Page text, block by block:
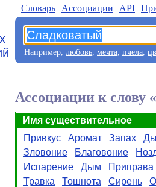
Словарь Aссоциации API
Например, любовь, мечта, пчела,
Ассоциации к слову
Имя существительное
Привкус
Аромат Запах
Зловоние
Благовоние
Испарение
Дым Приправа
Травка
Тошнота Сирень